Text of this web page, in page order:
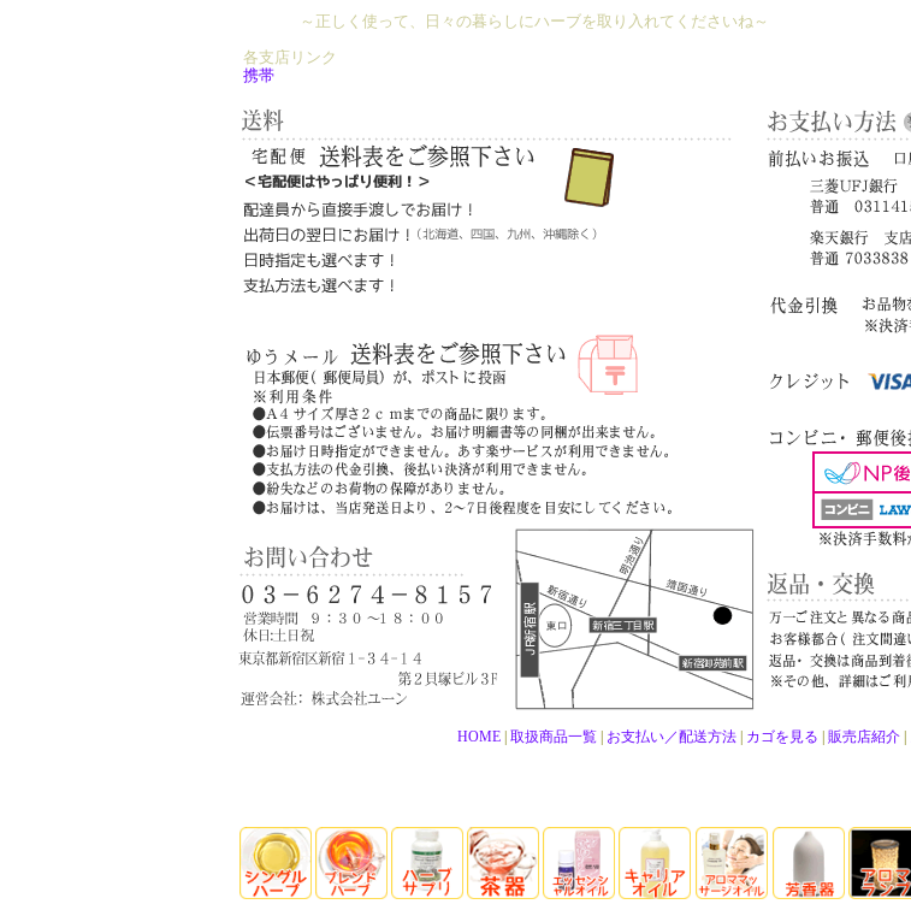
～正しく使って、日々の暮らしにハーブを取り入れてくださいね～
各支店リンク
携帯
HOME 取扱商品一覧 お支払い／配送方法 カゴを見る 販売店紹介